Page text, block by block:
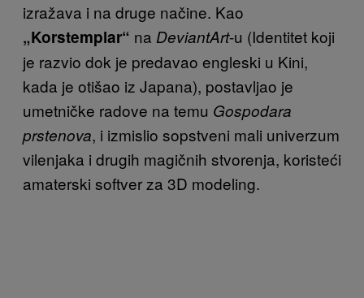
izražava i na druge načine. Kao
„Korstemplar“ na DeviantArt-u (Identitet koji
je razvio dok je predavao engleski u Kini,
kada je otišao iz Japana), postavljao je
umetničke radove na temu Gospodara
prstenova, i izmislio sopstveni mali univerzum
vilenjaka i drugih magičnih stvorenja, koristeći
amaterski softver za 3D modeling.